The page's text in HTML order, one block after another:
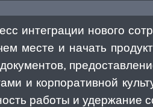
интеграции нового
месте и начать
и корпоративной
работы и удержание